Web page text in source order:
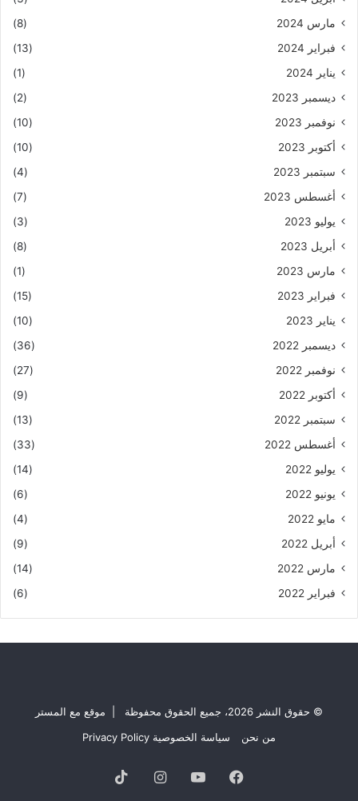
مارس 2024
(8)
فبراير 2024
(13)
يناير 2024
(1)
ديسمبر 2023
(2)
نوفمبر 2023
(10)
أكتوبر 2023
(10)
سبتمبر 2023
(4)
أغسطس 2023
(7)
يوليو 2023
(3)
أبريل 2023
(8)
مارس 2023
(1)
فبراير 2023
(15)
يناير 2023
(10)
ديسمبر 2022
(36)
نوفمبر 2022
(27)
أكتوبر 2022
(9)
سبتمبر 2022
(13)
أغسطس 2022
(33)
يوليو 2022
(14)
يونيو 2022
(6)
مايو 2022
(4)
أبريل 2022
(9)
مارس 2022
(14)
فبراير 2022
(6)
© حقوق النشر 2026، جميع الحقوق محفوظة | موقع مع المستر
من نحن
سياسة الخصوصية Privacy Policy
فيسبوك يوتيوب انستقرام